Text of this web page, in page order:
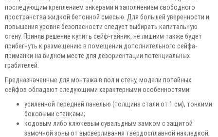
последующим креплением анкерами и заполнением свободного
пространства жидкой бетонной смесью. Для большей уверенности и
повышения уровня безопасности следует выбирать капитальную
стену. Приняв решение купить сейф-тайник, не лишним также будет
прибегнуть к размещению в помещении дополнительного сейфа-
приманки на видном месте для дезориентации потенциальных
грабителей.
Предназначенные для монтажа в пол и стену, модели потайных
сейфов обладают следующими характерными особенностями:
усиленной передней панелью (толщина стали от 1 см), тонкими
боковыми стенками;
кодовым либо ключевым сувальдным замком с защитой
замочной зоны от высверливания твердосплавной накладкой;